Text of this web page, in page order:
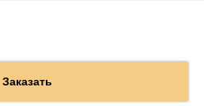
Заказать